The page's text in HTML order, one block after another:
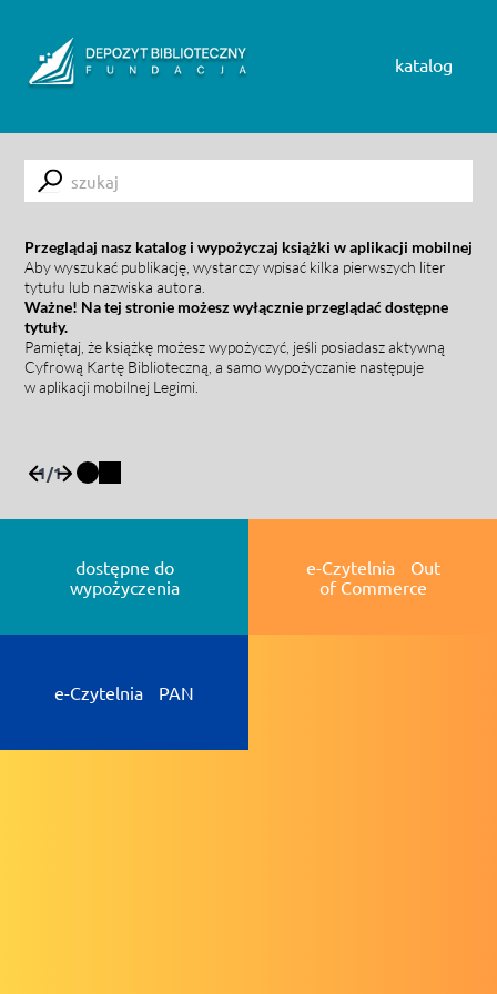
katalog
Submit
Przeglądaj nasz katalog i wypożyczaj książki w aplikacji mobilnej
Aby wyszukać publikację, wystarczy wpisać kilka pierwszych liter
tytułu lub nazwiska autora.
Ważne! Na tej stronie możesz wyłącznie przeglądać dostępne
tytuły.
Pamiętaj, że książkę możesz wypożyczyć, jeśli posiadasz aktywną
Cyfrową Kartę Biblioteczną, a samo wypożyczanie następuje
w aplikacji mobilnej Legimi.
1/1
dostępne do
wypożyczenia
e-Czytelnia Out
of Commerce
e-Czytelnia PAN